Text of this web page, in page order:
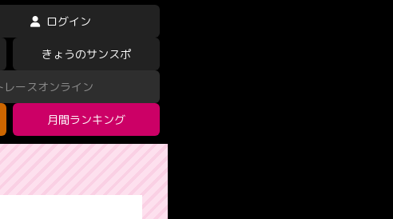
ログイン
きょうのサンスポ
ースオンライン
月間ランキング